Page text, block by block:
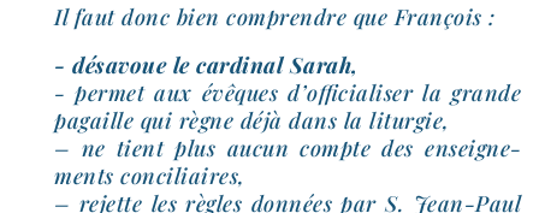
Il faut donc bien com­prendre que François :
- désa­voue le car­di­nal Sarah,
- per­met aux évêques d’officialiser la grande
pagaille qui règne déjà dans la liturgie,
– ne tient plus aucun compte des ensei­gne­
ments conciliaires,
– rejette les règles don­nées par S. Jean-​Paul